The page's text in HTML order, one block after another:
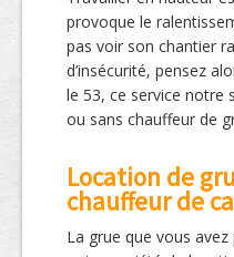
provoque le
pas voir son chantier
d’insécurité, pensez
le 53, ce service notre
ou sans chauffeur de
Location de
chauffeur de
La grue que vous